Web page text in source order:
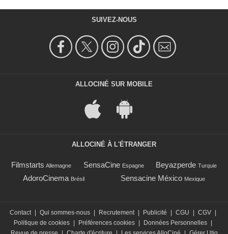
SUIVEZ-NOUS
ALLOCINÉ SUR MOBILE
ALLOCINÉ À L'ÉTRANGER
Filmstarts Allemagne SensaCine Espagne Beyazperde Turquie
AdoroCinema Brésil Sensacine México Mexique
Contact | Qui sommes-nous | Recrutement | Publicité | CGU | CGV |
Politique de cookies | Préférences cookies | Données Personnelles |